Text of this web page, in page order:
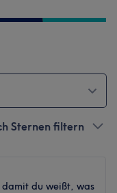
Sternen filtern
damit du weißt, was